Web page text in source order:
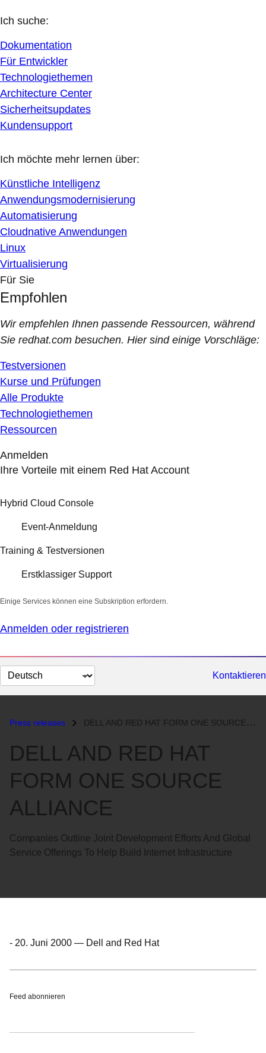
Ich suche:
Dokumentation
Für Entwickler
Technologiethemen
Architecture Center
Sicherheitsupdates
Kundensupport
Ich möchte mehr lernen über:
Künstliche Intelligenz
Anwendungsmodernisierung
Automatisierung
Cloudnative Anwendungen
Linux
Virtualisierung
Für Sie
Empfohlen
Wir empfehlen Ihnen passende Ressourcen, während
Sie redhat.com besuchen. Hier sind einige Vorschläge:
Testversionen
Kurse und Prüfungen
Alle Produkte
Technologiethemen
Ressourcen
Anmelden
Ihre Vorteile mit einem Red Hat Account
Hybrid Cloud Console
Event-Anmeldung
Training & Testversionen
Erstklassiger Support
Einige Services können eine Subskription erfordern.
Anmelden oder registrieren
Sprache
auswählen
Kontaktieren
Press releases DELL AND RED HAT FORM ONE SOURCE ALLIANCE...
DELL AND RED HAT
FORM ONE SOURCE
ALLIANCE
Companies Outline Joint Development Efforts And Global
Service Offerings To Help Build Internet Infrastructure
- 20. Juni 2000 — Dell and Red Hat
Feed abonnieren